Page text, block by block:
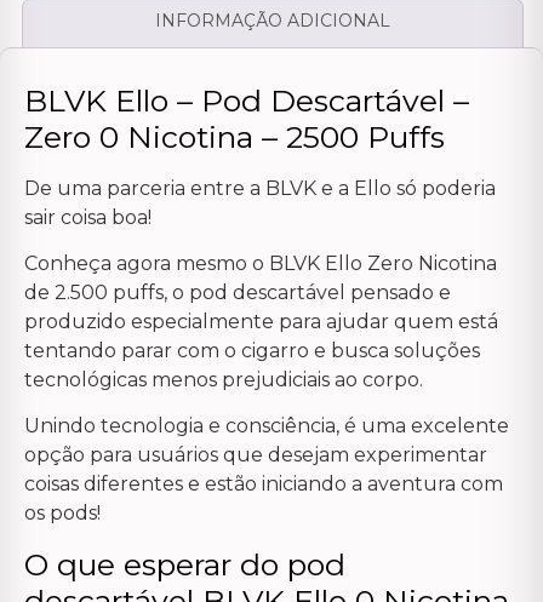
INFORMAÇÃO ADICIONAL
BLVK Ello – Pod Descartável –
Zero 0 Nicotina – 2500 Puffs
De uma parceria entre a BLVK e a Ello só poderia
sair coisa boa!
Conheça agora mesmo o BLVK Ello Zero Nicotina
de 2.500 puffs, o pod descartável pensado e
produzido especialmente para ajudar quem está
tentando parar com o cigarro e busca soluções
tecnológicas menos prejudiciais ao corpo.
Unindo tecnologia e consciência, é uma excelente
opção para usuários que desejam experimentar
coisas diferentes e estão iniciando a aventura com
os pods!
O que esperar do pod